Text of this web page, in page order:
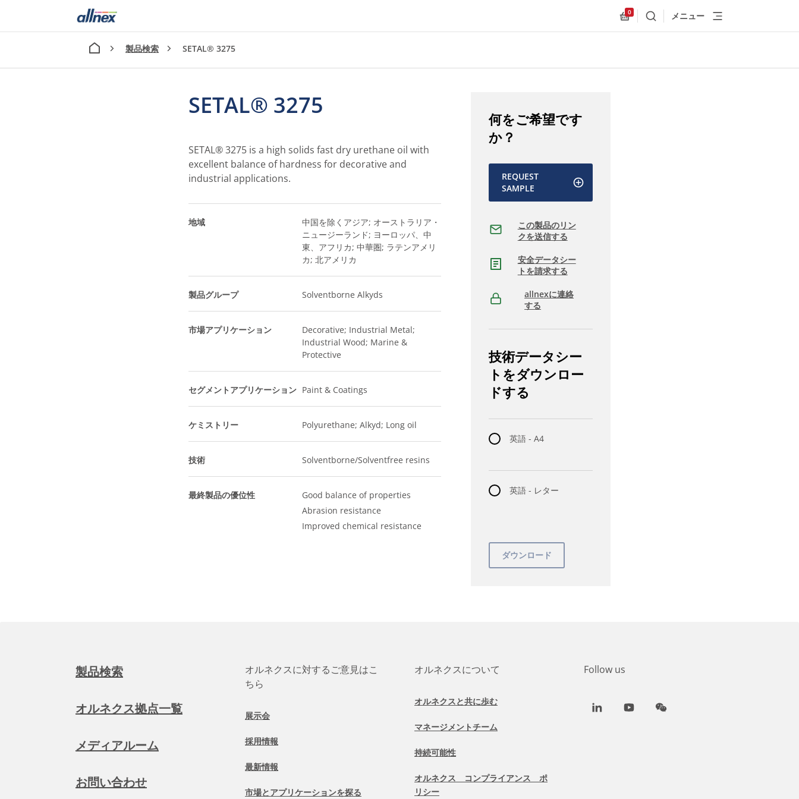
Allnex.GeneralResources.Cart
0
検索 メニュー
製品検索 SETAL® 3275
SETAL® 3275
SETAL® 3275 is a high solids fast dry urethane oil with
excellent balance of hardness for decorative and
industrial applications.
地域
中国を除くアジア; オーストラリア・
ニュージーランド; ヨーロッパ、中
東、アフリカ; 中華圏; ラテンアメリ
カ; 北アメリカ
製品グループ Solventborne Alkyds
市場アプリケーション
Decorative; Industrial Metal;
Industrial Wood; Marine &
Protective
セグメントアプリケーション Paint & Coatings
ケミストリー Polyurethane; Alkyd; Long oil
技術 Solventborne/Solventfree resins
最終製品の優位性
Good balance of properties
Abrasion resistance
Improved chemical resistance
何をご希望です
か？
REQUEST
SAMPLE
この製品のリン
クを送信する
安全データシー
トを請求する
allnexに連絡
する
技術データシー
トをダウンロー
ドする
英語 - A4
英語 - レター
製品検索
オルネクス拠点一覧
メディアルーム
お問い合わせ
オルネクスに対するご意見はこ
ちら
展示会
採用情報
最新情報
市場とアプリケーションを探る
オルネクスについて
オルネクスと共に歩む
マネージメントチーム
持続可能性
オルネクス コンプライアンス ポ
リシー
Follow us
LinkedInYoutubeWeChat